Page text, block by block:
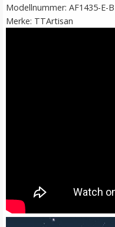
Modellnummer: AF1435-E-B
Merke: TTArtisan